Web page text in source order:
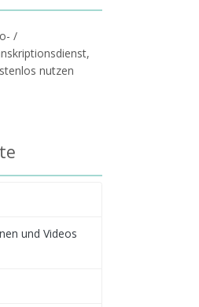
/
nutzen
und Videos